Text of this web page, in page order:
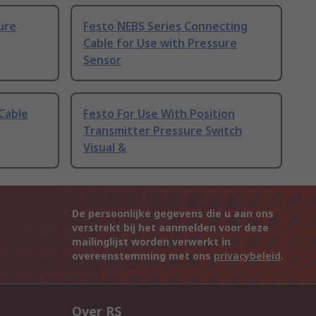
Festo NEBS Series Connecting
Cable for Use with Pressure
Sensor
Festo For Use With Position
Transmitter Pressure Switch
Visual &
De persoonlijke gegevens die u aan ons
verstrekt bij het aanmelden voor deze
mailinglijst worden verwerkt in
overeenstemming met ons privacybeleid.
Over RS